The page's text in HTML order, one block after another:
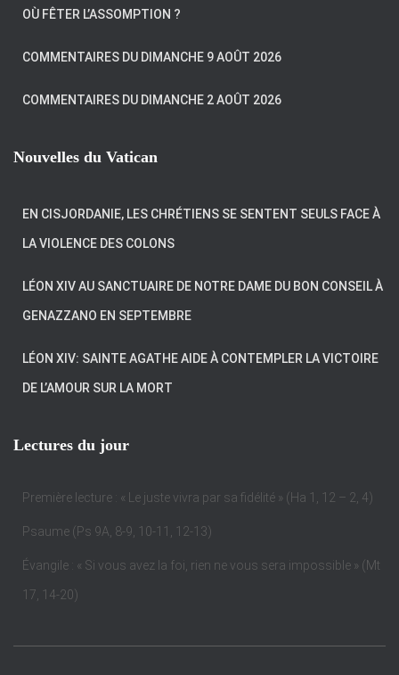
OÙ FÊTER L’ASSOMPTION ?
COMMENTAIRES DU DIMANCHE 9 AOÛT 2026
COMMENTAIRES DU DIMANCHE 2 AOÛT 2026
Nouvelles du Vatican
EN CISJORDANIE, LES CHRÉTIENS SE SENTENT SEULS FACE À
LA VIOLENCE DES COLONS
LÉON XIV AU SANCTUAIRE DE NOTRE DAME DU BON CONSEIL À
GENAZZANO EN SEPTEMBRE
LÉON XIV: SAINTE AGATHE AIDE À CONTEMPLER LA VICTOIRE
DE L’AMOUR SUR LA MORT
Lectures du jour
Première lecture : « Le juste vivra par sa fidélité » (Ha 1, 12 – 2, 4)
Psaume (Ps 9A, 8-9, 10-11, 12-13)
Évangile : « Si vous avez la foi, rien ne vous sera impossible » (Mt
17, 14-20)